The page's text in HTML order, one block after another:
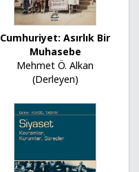
Cumhuriyet: Asırlık Bir
Muhasebe
Mehmet Ö. Alkan
(Derleyen)